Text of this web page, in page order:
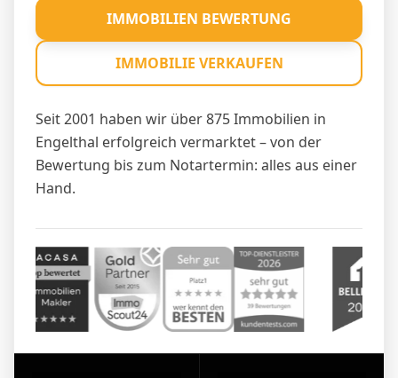
Seit 2001 haben wir über 875 Immobilien in
Engelthal erfolgreich vermarktet – von der
Bewertung bis zum Notartermin: alles aus einer
Hand.
IMMOBILIEN BEWERTUNG
IMMOBILIE VERKAUFEN